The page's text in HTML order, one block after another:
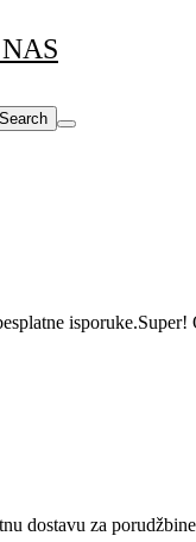
isporuke.Super!
dostavu za